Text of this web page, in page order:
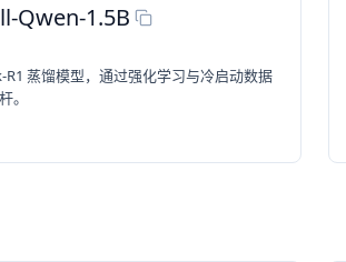
Qwen-1.5B
蒸馏模型，通过强化学习与冷启动数据
。